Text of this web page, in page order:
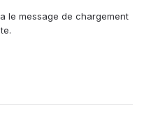
le message de chargement